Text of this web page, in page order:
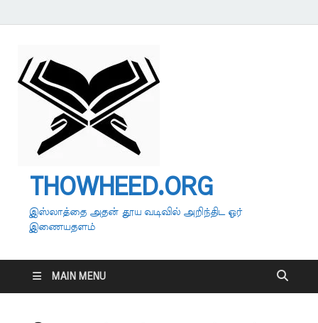
THOWHEED.ORG
இஸ்லாத்தை அதன் தூய வடிவில் அறிந்திட ஓர்
இணையதளம்
MAIN MENU